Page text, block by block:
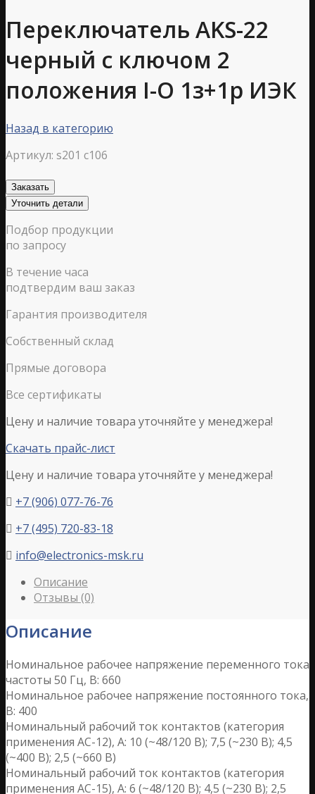
Переключатель АKS-22
черный с ключом 2
положения I-O 1з+1р ИЭК
Назад в категорию
Артикул: s201 c106
Заказать
Уточнить детали
Подбор продукции
по запросу
В течение часа
подтвердим ваш заказ
Гарантия производителя
Собственный склад
Прямые договора
Все сертификаты
Цену и наличие товара уточняйте у менеджера!
Скачать прайс-лист
Цену и наличие товара уточняйте у менеджера!
 +7 (906) 077-76-76
 +7 (495) 720-83-18
 info@electronics-msk.ru
Описание
Отзывы (0)
Описание
Номинальное рабочее напряжение переменного тока
частоты 50 Гц, В: 660
Номинальное рабочее напряжение постоянного тока,
В: 400
Номинальный рабочий ток контактов (категория
применения АС-12), А: 10 (~48/120 B); 7,5 (~230 B); 4,5
(~400 B); 2,5 (~660 B)
Номинальный рабочий ток контактов (категория
применения АС-15), А: 6 (~48/120 B); 4,5 (~230 B); 2,5